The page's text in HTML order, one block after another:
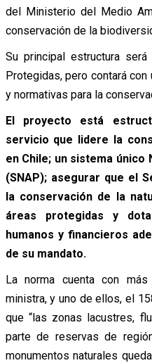
del Ministerio del Medio
conservación de la
Su principal estructura
Protegidas, pero contará
y normativas para la
El proyecto está
servicio que lidere la
en Chile; un sistema
(SNAP); asegurar que el
la conservación de la
áreas protegidas y
humanos y financieros
de su mandato.
La norma cuenta con
ministra, y uno de ellos, el
que “las zonas lacustres,
parte de reservas de
monumentos naturales